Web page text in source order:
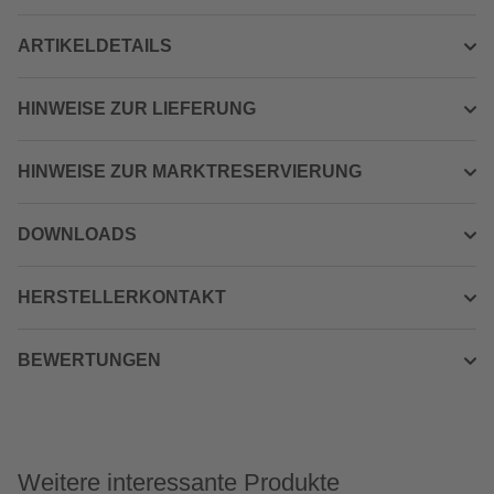
ARTIKELDETAILS
HINWEISE ZUR LIEFERUNG
HINWEISE ZUR MARKTRESERVIERUNG
DOWNLOADS
HERSTELLERKONTAKT
BEWERTUNGEN
Weitere interessante Produkte